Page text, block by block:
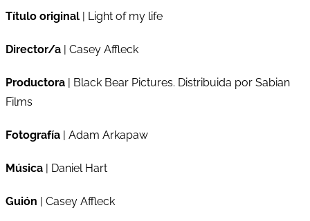
Título original | Light of my life
Director/a | Casey Affleck
Productora | Black Bear Pictures. Distribuida por Sabian
Films
Fotografía | Adam Arkapaw
Música | Daniel Hart
Guión | Casey Affleck